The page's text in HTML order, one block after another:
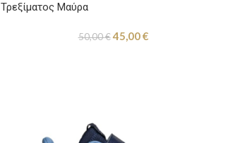
Τρεξίματος Mαύρα
50,00€45,00€